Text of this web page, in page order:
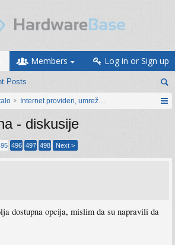
Posts
Members Log in or Sign up
Internet provideri, umrežavanje i web servisi
- diskusije
496 497 498 Next >
dostupna opcija, mislim da su napravili da